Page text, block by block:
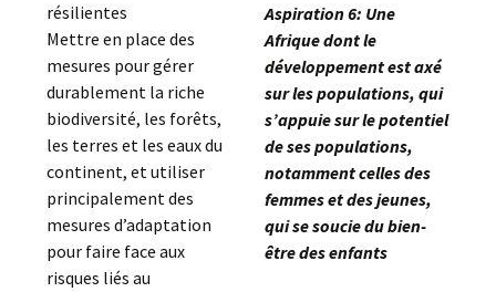
résilientes
Mettre en place des
mesures pour gérer
durablement la riche
biodiversité, les forêts,
les terres et les eaux du
continent, et utiliser
principalement des
mesures d’adaptation
pour faire face aux
risques liés au
Aspiration 6: Une
Afrique dont le
développement est axé
sur les populations, qui
s’appuie sur le potentiel
de ses populations,
notamment celles des
femmes et des jeunes,
qui se soucie du bien-
être des enfants